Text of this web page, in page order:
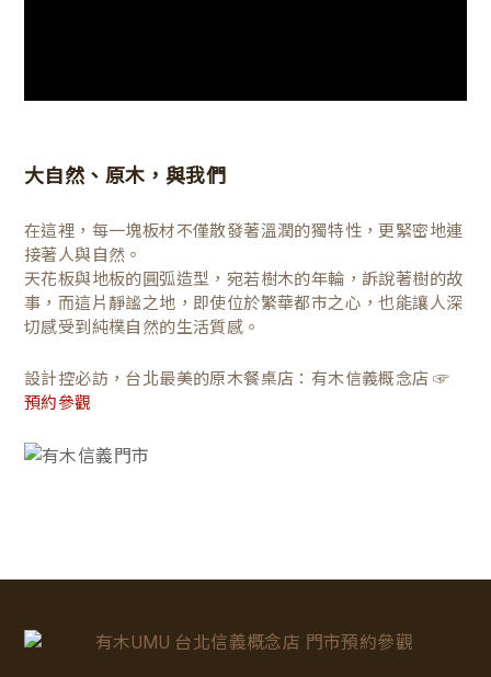
大自然、原木，與我們
在這裡，每一塊板材不僅散發著溫潤的獨特性，更緊密地連
接著人與自然。
天花板與地板的圓弧造型，宛若樹木的年輪，訴說著樹的故
事，而這片靜謐之地，即使位於繁華都市之心，也能讓人深
切感受到純樸自然的生活質感。
設計控必訪，台北最美的原木餐桌店：有木信義概念店 ☞
預約參觀